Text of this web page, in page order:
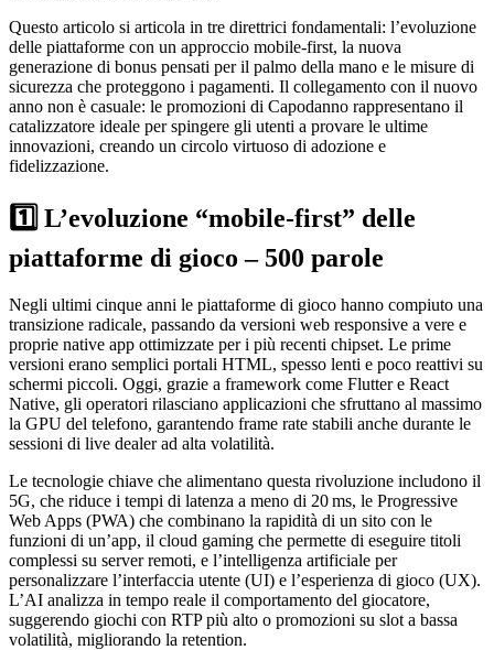
Questo articolo si articola in tre direttrici fondamentali: l’evoluzione
delle piattaforme con un approccio mobile‑first, la nuova
generazione di bonus pensati per il palmo della mano e le misure di
sicurezza che proteggono i pagamenti. Il collegamento con il nuovo
anno non è casuale: le promozioni di Capodanno rappresentano il
catalizzatore ideale per spingere gli utenti a provare le ultime
innovazioni, creando un circolo virtuoso di adozione e
fidelizzazione.
1️⃣ L’evoluzione “mobile‑first” delle
piattaforme di gioco – 500 parole
Negli ultimi cinque anni le piattaforme di gioco hanno compiuto una
transizione radicale, passando da versioni web responsive a vere e
proprie native app ottimizzate per i più recenti chipset. Le prime
versioni erano semplici portali HTML, spesso lenti e poco reattivi su
schermi piccoli. Oggi, grazie a framework come Flutter e React
Native, gli operatori rilasciano applicazioni che sfruttano al massimo
la GPU del telefono, garantendo frame rate stabili anche durante le
sessioni di live dealer ad alta volatilità.
Le tecnologie chiave che alimentano questa rivoluzione includono il
5G, che riduce i tempi di latenza a meno di 20 ms, le Progressive
Web Apps (PWA) che combinano la rapidità di un sito con le
funzioni di un’app, il cloud gaming che permette di eseguire titoli
complessi su server remoti, e l’intelligenza artificiale per
personalizzare l’interfaccia utente (UI) e l’esperienza di gioco (UX).
L’AI analizza in tempo reale il comportamento del giocatore,
suggerendo giochi con RTP più alto o promozioni su slot a bassa
volatilità, migliorando la retention.